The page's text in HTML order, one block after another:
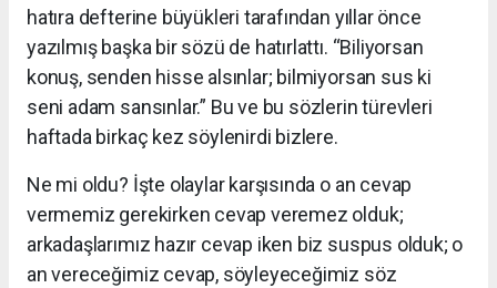
hatıra defterine büyükleri tarafından yıllar önce
yazılmış başka bir sözü de hatırlattı. “Biliyorsan
konuş, senden hisse alsınlar; bilmiyorsan sus ki
seni adam sansınlar.” Bu ve bu sözlerin türevleri
haftada birkaç kez söylenirdi bizlere.
Ne mi oldu? İşte olaylar karşısında o an cevap
vermemiz gerekirken cevap veremez olduk;
arkadaşlarımız hazır cevap iken biz suspus olduk; o
an vereceğimiz cevap, söyleyeceğimiz söz